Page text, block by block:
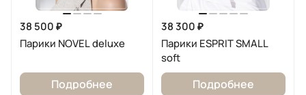
38 500 ₽
Парики NOVEL deluxe
Подробнее
38 300 ₽
Парики ESPRIT SMALL
soft
Подробнее